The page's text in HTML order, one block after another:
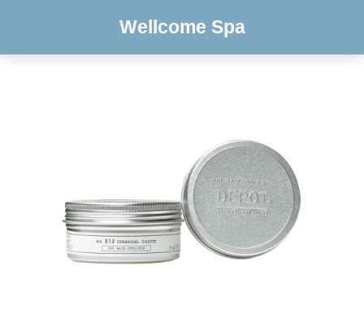
Wellcome Spa